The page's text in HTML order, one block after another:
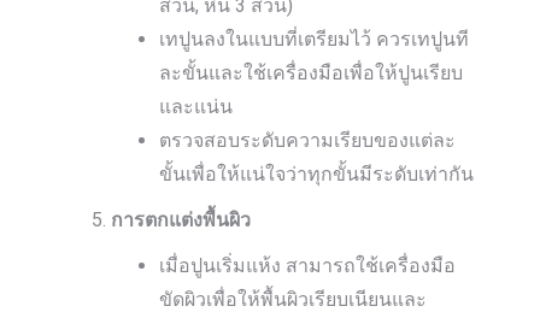
ส่วน, หิน 3 ส่วน)
เทปูนลงในแบบที่เตรียมไว้ ควรเทปูนที
ละขั้นและใช้เครื่องมือเพื่อให้ปูนเรียบ
และแน่น
ตรวจสอบระดับความเรียบของแต่ละ
ขั้นเพื่อให้แน่ใจว่าทุกขั้นมีระดับเท่ากัน
การตกแต่งพื้นผิว
เมื่อปูนเริ่มแห้ง สามารถใช้เครื่องมือ
ขัดผิวเพื่อให้พื้นผิวเรียบเนียนและ